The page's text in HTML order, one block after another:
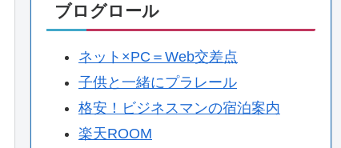
ブログロール
ネット×PC＝Web交差点
子供と一緒にプラレール
格安！ビジネスマンの宿泊案内
楽天ROOM